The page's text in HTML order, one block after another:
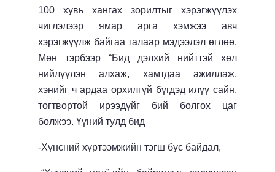
100 хувь хангах зорилтыг хэрэгжүүлэх
чиглэлээр ямар арга хэмжээ авч
хэрэгжүүлж байгаа талаар мэдээлэл өглөө.
Мөн тэрбээр “Бид дэлхий нийттэй хөл
нийлүүлэн алхаж, хамтдаа ажиллаж,
хэнийг ч ардаа орхилгүй бүгдэд илүү сайн,
тогтвортой ирээдүйг бий болгох цаг
болжээ. Үүний тулд бид
-Хүнсний хүртээмжийн тэгш бус байдал,